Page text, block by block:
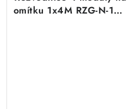
omítku 1x4M RZG-N-1S4